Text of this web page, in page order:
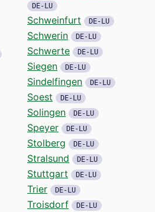
DE-LU
Schweinfurt DE-LU
Schwerin DE-LU
Schwerte DE-LU
Siegen DE-LU
Sindelfingen DE-LU
Soest DE-LU
Solingen DE-LU
Speyer DE-LU
Stolberg DE-LU
Stralsund DE-LU
Stuttgart DE-LU
Trier DE-LU
Troisdorf DE-LU